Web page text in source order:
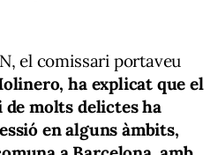
el comissari portaveu
ha explicat que el
molts delictes ha
en alguns àmbits,